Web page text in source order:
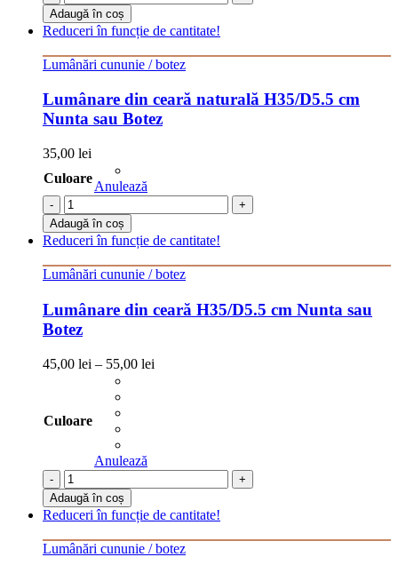
Adaugă în coș
Reduceri în funcție de cantitate!
Lumânări cununie / botez
Lumânare din ceară naturală H35/D5.5 cm
Nunta sau Botez
35,00 lei
Culoare
Anulează
-
+
Adaugă în coș
Reduceri în funcție de cantitate!
Lumânări cununie / botez
Lumânare din ceară H35/D5.5 cm Nunta sau
Botez
45,00 lei – 55,00 lei
Culoare
Anulează
-
+
Adaugă în coș
Reduceri în funcție de cantitate!
Lumânări cununie / botez